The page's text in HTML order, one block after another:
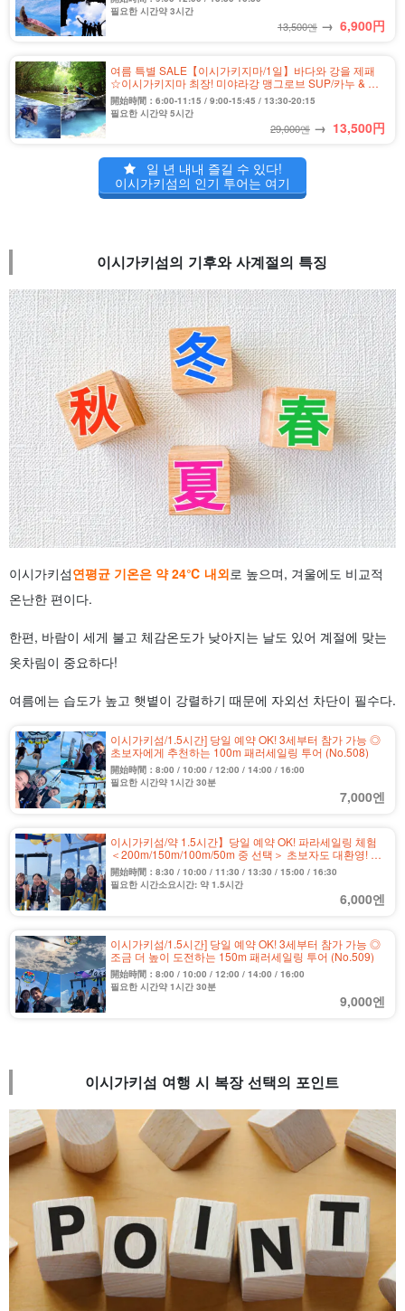
필요한 시간약 3시간
13,500엔 → 6,900円
여름 특별 SALE【이시가키지마/1일】바다와 강을 제패
☆이시가키지마 최장! 미야라강 맹그로브 SUP/카누 & 푸
른 동굴 스노클링 투어★＜사진 무료&송영 포함＞
(No.362)
開始時間：6:00-11:15 / 9:00-15:45 / 13:30-20:15
필요한 시간약 5시간
29,000엔 → 13,500円
일 년 내내 즐길 수 있다!
이시가키섬의 인기 투어는 여기
이시가키섬의 기후와 사계절의 특징
이시가키섬연평균 기온은 약 24℃ 내외로 높으며, 겨울에도 비교적
온난한 편이다.
한편, 바람이 세게 불고 체감온도가 낮아지는 날도 있어 계절에 맞는
옷차림이 중요하다!
여름에는 습도가 높고 햇볕이 강렬하기 때문에 자외선 차단이 필수다.
이시가키섬/1.5시간] 당일 예약 OK! 3세부터 참가 가능 ◎
초보자에게 추천하는 100m 패러세일링 투어 (No.508)
開始時間：8:00 / 10:00 / 12:00 / 14:00 / 16:00
필요한 시간약 1시간 30분
7,000엔
이시가키섬/약 1.5시간】당일 예약 OK! 파라세일링 체험
＜200m/150m/100m/50m 중 선택＞ 초보자도 대환영! 사
진 첨부♪ 전날까지 취소 무료(No.562)
開始時間：8:30 / 10:00 / 11:30 / 13:30 / 15:00 / 16:30
필요한 시간소요시간: 약 1.5시간
6,000엔
이시가키섬/1.5시간] 당일 예약 OK! 3세부터 참가 가능 ◎
조금 더 높이 도전하는 150m 패러세일링 투어 (No.509)
開始時間：8:00 / 10:00 / 12:00 / 14:00 / 16:00
필요한 시간약 1시간 30분
9,000엔
이시가키섬 여행 시 복장 선택의 포인트